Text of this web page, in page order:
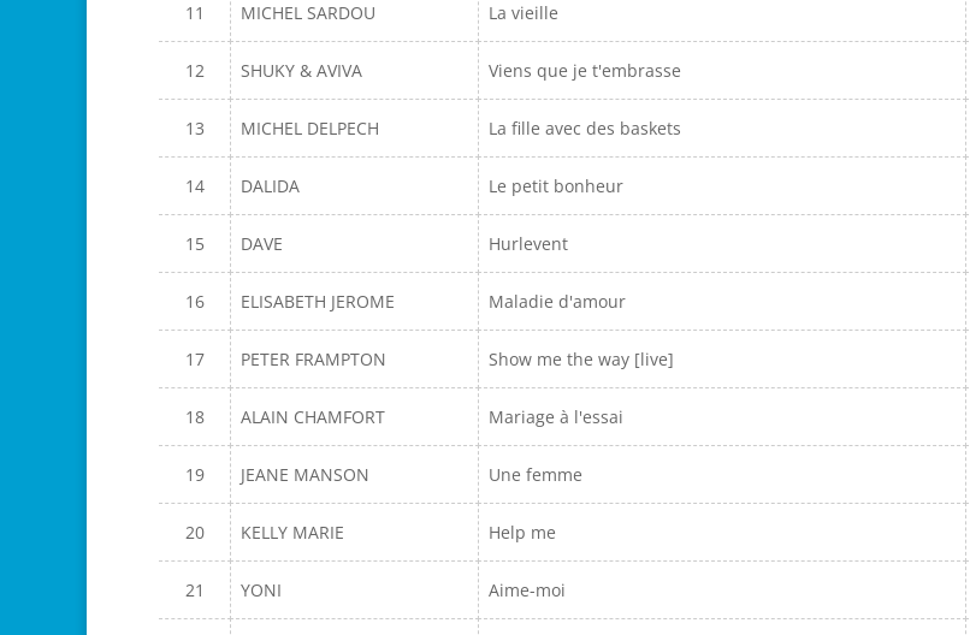
11 MICHEL SARDOU La vieille
12 SHUKY & AVIVA Viens que je t'embrasse
13 MICHEL DELPECH La fille avec des baskets
14 DALIDA Le petit bonheur
15 DAVE Hurlevent
16 ELISABETH JEROME Maladie d'amour
17 PETER FRAMPTON Show me the way [live]
18 ALAIN CHAMFORT Mariage à l'essai
19 JEANE MANSON Une femme
20 KELLY MARIE Help me
21 YONI Aime-moi